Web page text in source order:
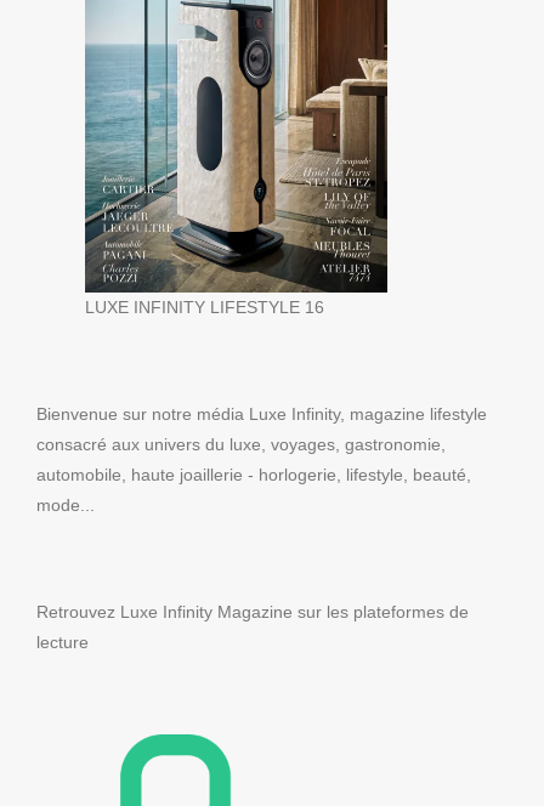
LUXE INFINITY LIFESTYLE 16
Bienvenue sur notre média Luxe Infinity, magazine lifestyle
consacré aux univers du luxe, voyages, gastronomie,
automobile, haute joaillerie - horlogerie, lifestyle, beauté,
mode...
Retrouvez Luxe Infinity Magazine sur les plateformes de
lecture